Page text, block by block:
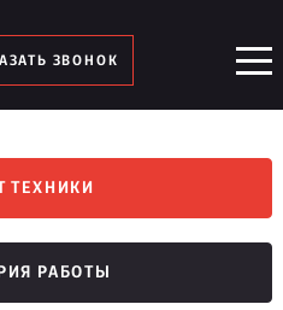
ЗВОНОК
ТЕХНИКИ
РАБОТЫ